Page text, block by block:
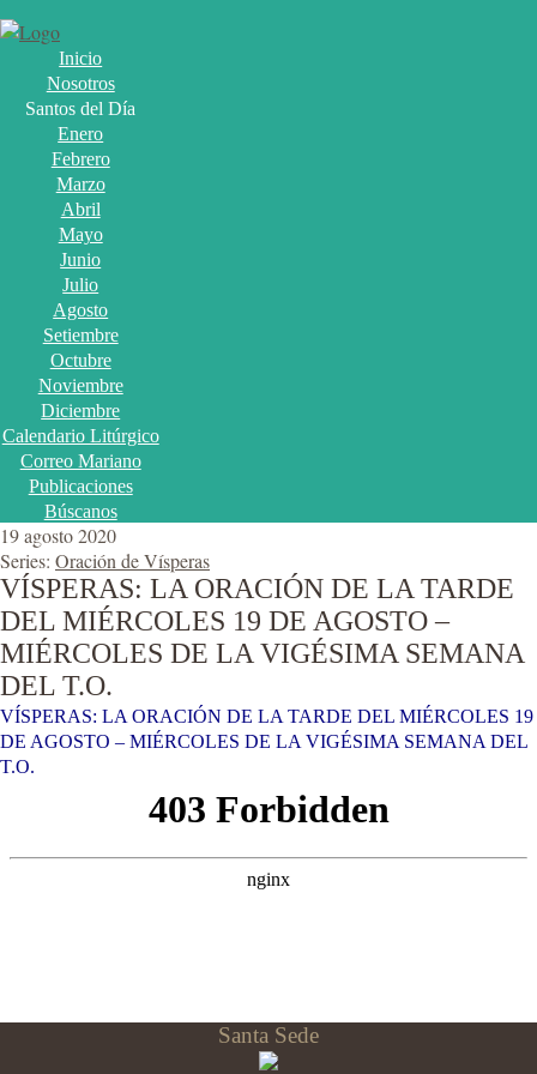
Inicio
Nosotros
Santos del Día
Enero
Febrero
Marzo
Abril
Mayo
Junio
Julio
Agosto
Setiembre
Octubre
Noviembre
Diciembre
Calendario Litúrgico
Correo Mariano
Publicaciones
Búscanos
19 agosto 2020
Series: Oración de Vísperas
VÍSPERAS: LA ORACIÓN DE LA TARDE
DEL MIÉRCOLES 19 DE AGOSTO –
MIÉRCOLES DE LA VIGÉSIMA SEMANA
DEL T.O.
VÍSPERAS: LA ORACIÓN DE LA TARDE DEL MIÉRCOLES 19
DE AGOSTO – MIÉRCOLES DE LA VIGÉSIMA SEMANA DEL
T.O.
Santa Sede